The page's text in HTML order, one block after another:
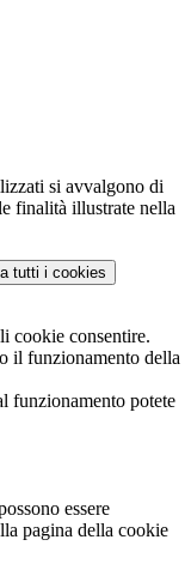
si avvalgono di
finalità illustrate nella
tutti i cookies
cookie consentire.
il funzionamento della
funzionamento potete
essere
pagina della cookie